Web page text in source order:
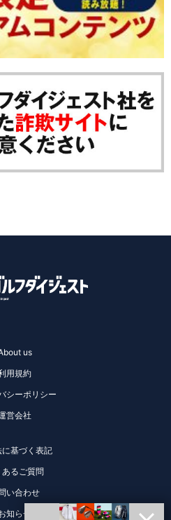
us
用規約
シーポリシー
営会社
に基づく表記
あるご質問
い合わせ
知らせ